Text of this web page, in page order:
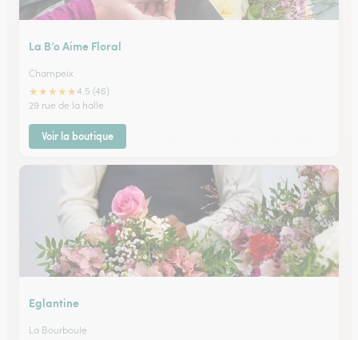
La B’o Aime Floral
Champeix
★★★★★4.5 (46)
29 rue de la halle
Voir la boutique
Eglantine
La Bourboule